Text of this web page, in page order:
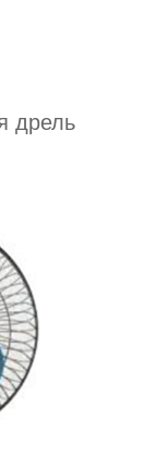
дрель